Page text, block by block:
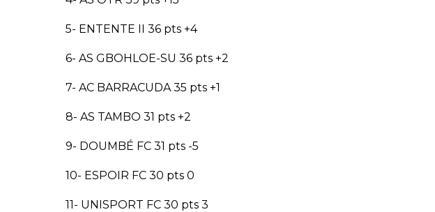
5- ENTENTE II 36 pts +4
6- AS GBOHLOE-SU 36 pts +2
7- AC BARRACUDA 35 pts +1
8- AS TAMBO 31 pts +2
9- DOUMBÉ FC 31 pts -5
10- ESPOIR FC 30 pts 0
11- UNISPORT FC 30 pts 3